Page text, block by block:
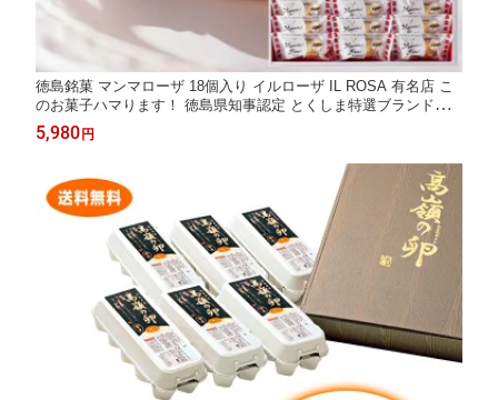
徳島銘菓 マンマローザ 18個入り イルローザ IL ROSA 有名店 こ
のお菓子ハマります！ 徳島県知事認定 とくしま特選ブランド認
定品 製造工場直送 送料無料 ギフト お取り寄せ 詰め合せ 御中元
御歳暮 母の日 父の日 敬老の日 バレンタイン ホワイトデー 誕生
5,980 円